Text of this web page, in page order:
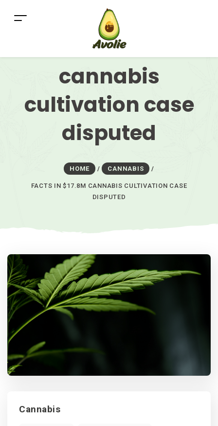
Facts in $17.8m
cannabis
cultivation case
disputed
HOME / CANNABIS /
FACTS IN $17.8M CANNABIS CULTIVATION CASE
DISPUTED
Categories
Cannabis